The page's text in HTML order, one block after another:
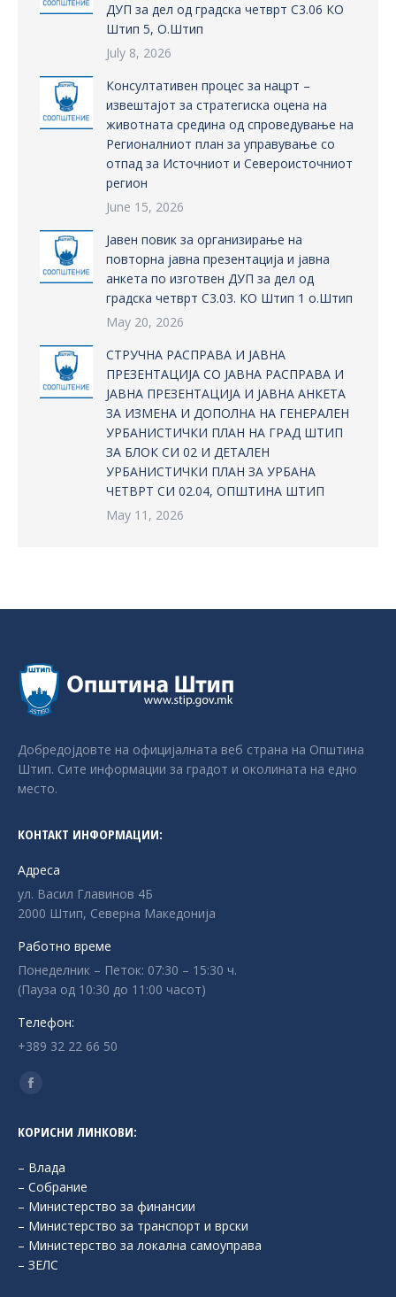
ДУП за дел од градска четврт С3.06 КО
Штип 5, О.Штип
July 8, 2026
Консултативен процес за нацрт –
извештајот за стратегиска оцена на
животната средина од спроведување на
Регионалниот план за управување со
отпад за Источниот и Североисточниот
регион
June 15, 2026
Јавен повик за организирање на
повторна јавна презентација и јавна
анкета по изготвен ДУП за дел од
градска четврт С3.03. КО Штип 1 о.Штип
May 20, 2026
СТРУЧНА РАСПРАВА И ЈАВНА
ПРЕЗЕНТАЦИЈА СО ЈАВНА РАСПРАВА И
ЈАВНА ПРЕЗЕНТАЦИЈА И ЈАВНА АНКЕТА
ЗА ИЗМЕНА И ДОПОЛНА НА ГЕНЕРАЛЕН
УРБАНИСТИЧКИ ПЛАН НА ГРАД ШТИП
ЗА БЛОК СИ 02 И ДЕТАЛЕН
УРБАНИСТИЧКИ ПЛАН ЗА УРБАНА
ЧЕТВРТ СИ 02.04, ОПШТИНА ШТИП
May 11, 2026
Добредојдовте на официјалната веб страна на Општина
Штип. Сите информации за градот и околината на едно
место.
КОНТАКТ ИНФОРМАЦИИ:
Адреса
ул. Васил Главинов 4Б
2000 Штип, Северна Македонија
Работно време
Понеделник – Петок: 07:30 – 15:30 ч.
(Пауза од 10:30 до 11:00 часот)
Телефон:
+389 32 22 66 50
Find us on:
Facebook
opens
in
new
window
КОРИСНИ ЛИНКОВИ:
– Влада
– Собрание
– Министерство за финансии
– Министерство за транспорт и врски
– Министерство за локална самоуправа
– ЗЕЛС